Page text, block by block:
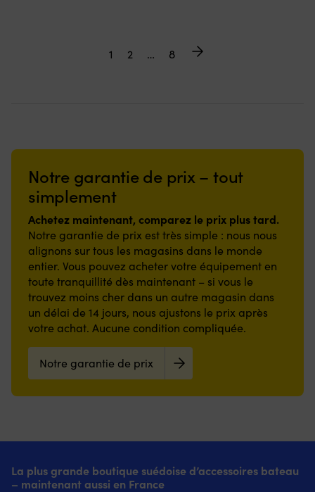
1 2 … 8
Notre garantie de prix – tout
simplement
Achetez maintenant, comparez le prix plus tard.
Notre garantie de prix est très simple : nous nous
alignons sur tous les magasins dans le monde
entier. Vous pouvez acheter votre équipement en
toute tranquillité dès maintenant – si vous le
trouvez moins cher dans un autre magasin dans
un délai de 14 jours, nous ajustons le prix après
votre achat. Aucune condition compliquée.
Notre garantie de prix
La plus grande boutique suédoise d’accessoires bateau
– maintenant aussi en France